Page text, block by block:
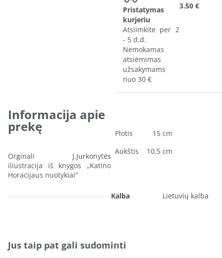
Pristatymas
kurjeriu
Atsiimkite per 2
- 5 d.d.
Nemokamas
atsiėmimas
užsakymams
nuo 30 €
3.50 €
Informacija apie
prekę
Orginali J.Jurkonytės
iliustracija iš knygos „Katino
Horacijaus nuotykiai”
Plotis
15 cm
Aukštis
10,5 cm
Kalba Lietuvių kalba
Jus taip pat gali sudominti